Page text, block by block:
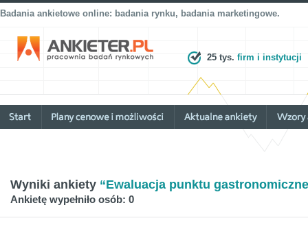
Badania ankietowe online: badania rynku, badania marketingowe.
25 tys. firm i instytucji
Wyniki ankiety “Ewaluacja punktu
Ankietę wypełniło osób: 0